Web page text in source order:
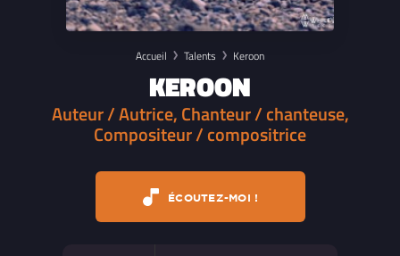
Accueil Talents Keroon
KEROON
Auteur / Autrice, Chanteur / chanteuse,
Compositeur / compositrice
ÉCOUTEZ-MOI !